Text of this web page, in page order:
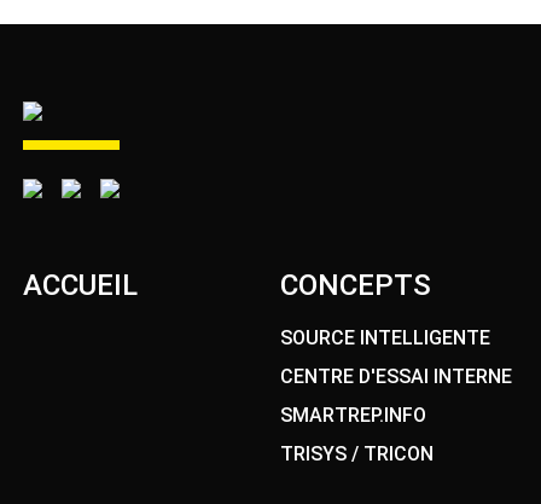
ACCUEIL CONCEPTS
SOURCE INTELLIGENTE
CENTRE D'ESSAI INTERNE
SMARTREP.INFO
TRISYS / TRICON